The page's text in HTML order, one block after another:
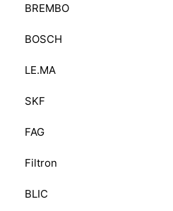
BREMBO
BOSCH
LE.MA
SKF
FAG
Filtron
BLIC